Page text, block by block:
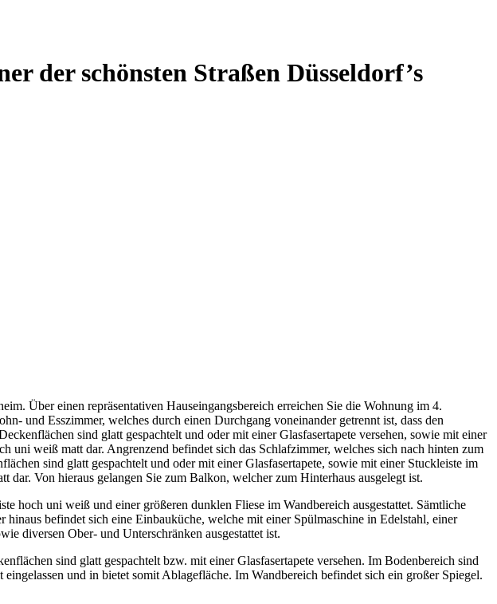
der schönsten Straßen Düsseldorf’s
Über einen repräsentativen Hauseingangsbereich erreichen Sie die Wohnung im 4.
und Esszimmer, welches durch einen Durchgang voneinander getrennt ist, dass den
sind glatt gespachtelt und oder mit einer Glasfasertapete versehen, sowie mit einer
uni weiß matt dar. Angrenzend befindet sich das Schlafzimmer, welches sich nach hinten zum
sind glatt gespachtelt und oder mit einer Glasfasertapete, sowie mit einer Stuckleiste im
Von hieraus gelangen Sie zum Balkon, welcher zum Hinterhaus ausgelegt ist.
hoch uni weiß und einer größeren dunklen Fliese im Wandbereich ausgestattet. Sämtliche
befindet sich eine Einbauküche, welche mit einer Spülmaschine in Edelstahl, einer
diversen Ober- und Unterschränken ausgestattet ist.
sind glatt gespachtelt bzw. mit einer Glasfasertapete versehen. Im Bodenbereich sind
und in bietet somit Ablagefläche. Im Wandbereich befindet sich ein großer Spiegel.